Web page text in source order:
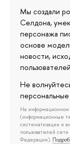
Мы создали
Селдона,
персонажа
основе
новости,
Не
На
(информационные
систематизации и
пользователей
Федерации).